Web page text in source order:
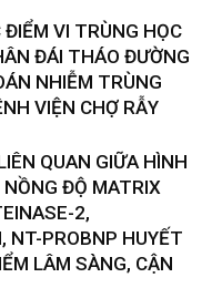
VI TRÙNG HỌC
ĐÁI THÁO ĐƯỜNG
NHIỄM TRÙNG
VIỆN CHỢ RẪY
QUAN GIỮA HÌNH
ĐỘ MATRIX
2,
NT-PROBNP HUYẾT
LÂM SÀNG, CẬN